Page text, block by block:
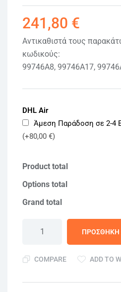
241,80 €
Αντικαθιστά τους
κωδικούς:
99746A8, 99746A17,
DHL Air
Άμεση Παράδοση σε 2-4
(+80,00 €)
Product total
Options total
Grand total
ΠΡΟΣΘΉΚΗ
COMPARE ADD TO